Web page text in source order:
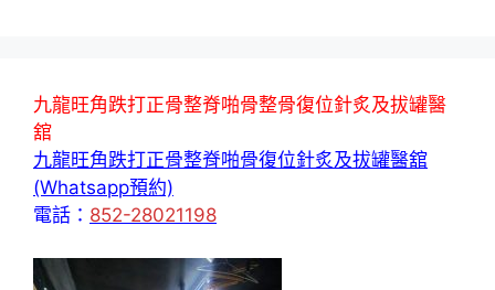
九龍旺角跌打正骨整脊啪骨整骨復位針炙及拔罐醫
舘
九龍旺角跌打正骨整脊啪骨復位針炙及拔罐醫舘
(Whatsapp預約)
電話： 852-28021198